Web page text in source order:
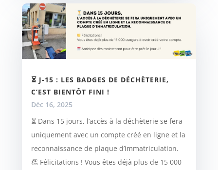
⏳ J-15 : LES BADGES DE DÉCHÈTERIE,
C’EST BIENTÔT FINI !
Déc 16, 2025
⏳ Dans 15 jours, l’accès à la déchèterie se fera
uniquement avec un compte créé en ligne et la
reconnaissance de plaque d’immatriculation.
👏 Félicitations ! Vous êtes déjà plus de 15 000